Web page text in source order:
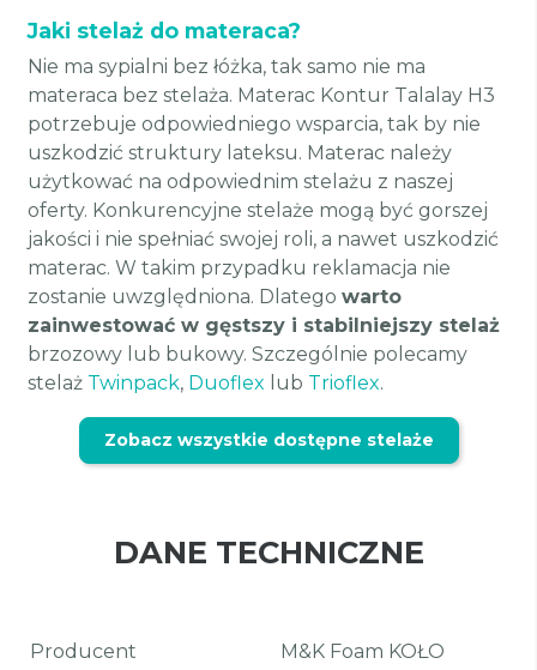
Jaki stelaż do materaca?
Nie ma sypialni bez łóżka, tak samo nie ma
materaca bez stelaża. Materac Kontur Talalay H3
potrzebuje odpowiedniego wsparcia, tak by nie
uszkodzić struktury lateksu. Materac należy
użytkować na odpowiednim stelażu z naszej
oferty. Konkurencyjne stelaże mogą być gorszej
jakości i nie spełniać swojej roli, a nawet uszkodzić
materac. W takim przypadku reklamacja nie
zostanie uwzględniona. Dlatego warto
zainwestować w gęstszy i stabilniejszy stelaż
brzozowy lub bukowy. Szczególnie polecamy
stelaż Twinpack, Duoflex lub Trioflex.
Zobacz wszystkie dostępne stelaże
DANE TECHNICZNE
Producent M&K Foam KOŁO